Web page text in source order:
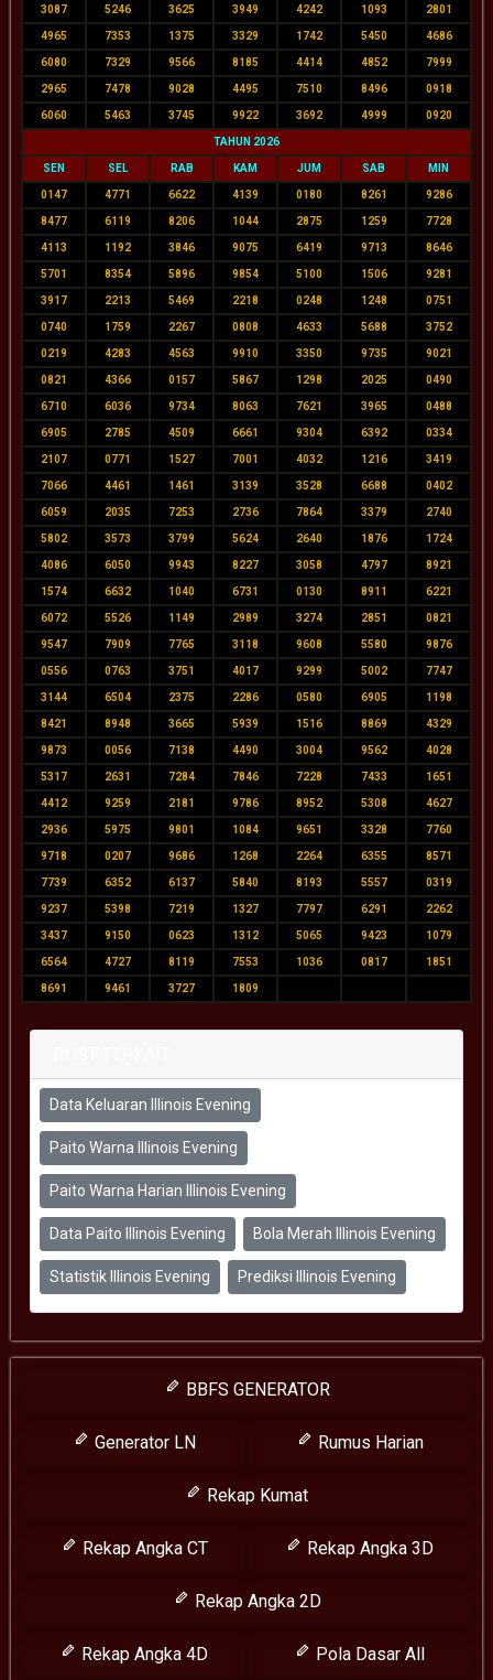
3087 5246 3625 3949 4242 1093 2801
4965 7353 1375 3329 1742 5450 4686
6080 7329 9566 8185 4414 4852 7999
2965 7478 9028 4495 7510 8496 0918
6060 5463 3745 9922 3692 4999 0920
TAHUN 2026
SEN SEL RAB KAM JUM SAB MIN
0147 4771 6622 4139 0180 8261 9286
8477 6119 8206 1044 2875 1259 7728
4113 1192 3846 9075 6419 9713 8646
5701 8354 5896 9854 5100 1506 9281
3917 2213 5469 2218 0248 1248 0751
0740 1759 2267 0808 4633 5688 3752
0219 4283 4563 9910 3350 9735 9021
0821 4366 0157 5867 1298 2025 0490
6710 6036 9734 8063 7621 3965 0488
6905 2785 4509 6661 9304 6392 0334
2107 0771 1527 7001 4032 1216 3419
7066 4461 1461 3139 3528 6688 0402
6059 2035 7253 2736 7864 3379 2740
5802 3573 3799 5624 2640 1876 1724
4086 6050 9943 8227 3058 4797 8921
1574 6632 1040 6731 0130 8911 6221
6072 5526 1149 2989 3274 2851 0821
9547 7909 7765 3118 9608 5580 9876
0556 0763 3751 4017 9299 5002 7747
3144 6504 2375 2286 0580 6905 1198
8421 8948 3665 5939 1516 8869 4329
9873 0056 7138 4490 3004 9562 4028
5317 2631 7284 7846 7228 7433 1651
4412 9259 2181 9786 8952 5308 4627
2936 5975 9801 1084 9651 3328 7760
9718 0207 9686 1268 2264 6355 8571
7739 6352 6137 5840 8193 5557 0319
9237 5398 7219 1327 7797 6291 2262
3437 9150 0623 1312 5065 9423 1079
6564 4727 8119 7553 1036 0817 1851
8691 9461 3727 1809
Data Keluaran Illinois Evening
Paito Warna Illinois Evening
Paito Warna Harian Illinois Evening
Data Paito Illinois Evening Bola Merah Illinois Evening
Statistik Illinois Evening Prediksi Illinois Evening
BBFS GENERATOR
Generator LN Rumus Harian
Rekap Kumat
Rekap Angka CT Rekap Angka 3D
Rekap Angka 2D
Rekap Angka 4D Pola Dasar All